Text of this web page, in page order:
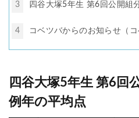
3 四谷大塚5年生 第6回公開組
4 コベツバからのお知らせ（コ
四谷大塚5年生 第6回
例年の平均点